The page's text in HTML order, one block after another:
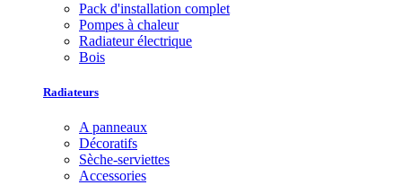
Pack d'installation complet
Pompes à chaleur
Radiateur électrique
Bois
Radiateurs
A panneaux
Décoratifs
Sèche-serviettes
Accessories